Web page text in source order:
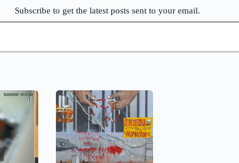
Subscribe to get the latest posts sent to your email.